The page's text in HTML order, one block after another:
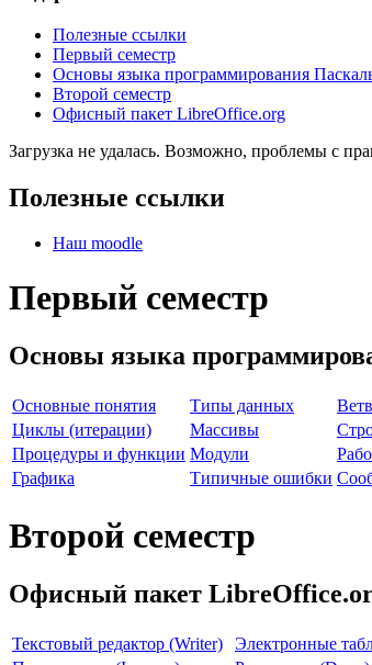
Полезные ссылки
Первый семестр
Основы языка программирования
Второй семестр
Офисный пакет LibreOffice.org
Загрузка не удалась. Возможно, проблемы с
Полезные ссылки
Наш moodle
Первый семестр
Основы языка
Основные понятия Типы данных
Циклы (итерации)
Массивы
Процедуры и функции Модули
Графика
Типичные ошибки
Второй семестр
Офисный пакет
Текстовый редактор (Writer)
Электронные